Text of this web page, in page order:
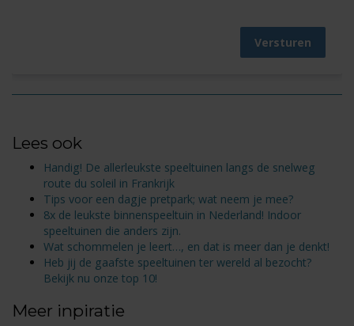
Versturen
Lees ook
Handig! De allerleukste speeltuinen langs de snelweg
route du soleil in Frankrijk
Tips voor een dagje pretpark; wat neem je mee?
8x de leukste binnenspeeltuin in Nederland! Indoor
speeltuinen die anders zijn.
Wat schommelen je leert…, en dat is meer dan je denkt!
Heb jij de gaafste speeltuinen ter wereld al bezocht?
Bekijk nu onze top 10!
Meer inpiratie